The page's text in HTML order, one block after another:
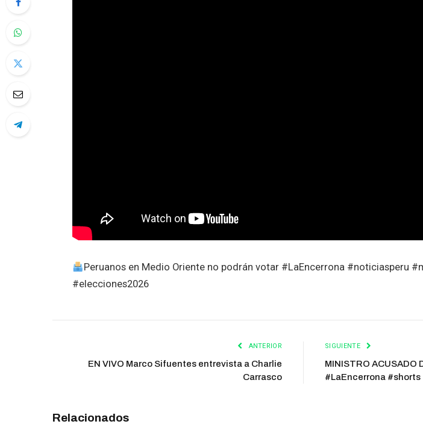
Peruanos en Medio Oriente no podrán votar #LaEncerrona #noticiasperu
#elecciones2026
ANTERIOR
EN VIVO Marco Sifuentes entrevista a Charlie
Carrasco
SIGUIENTE
MINISTRO ACUSADO
#LaEncerrona #shorts
Relacionados